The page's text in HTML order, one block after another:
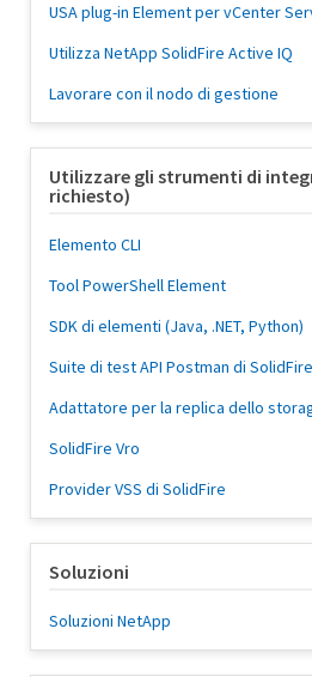
USA plug-in Element per vCenter
Utilizza NetApp SolidFire Active IQ
Lavorare con il nodo di gestione
Utilizzare gli strumenti di
richiesto)
Elemento CLI
Tool PowerShell Element
SDK di elementi (Java, .NET, Python)
Suite di test API Postman di SolidFire
Adattatore per la replica dello
SolidFire Vro
Provider VSS di SolidFire
Soluzioni
Soluzioni NetApp